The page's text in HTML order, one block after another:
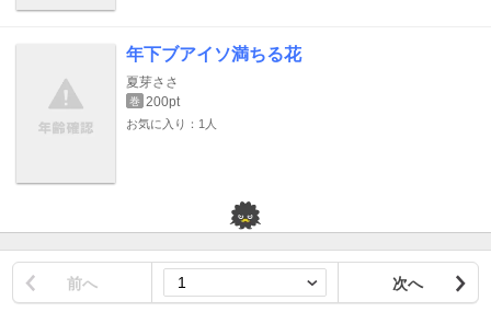
年下ブアイソ満ちる花
夏芽ささ
巻 200pt
お気に入り：1人
前へ 次へ